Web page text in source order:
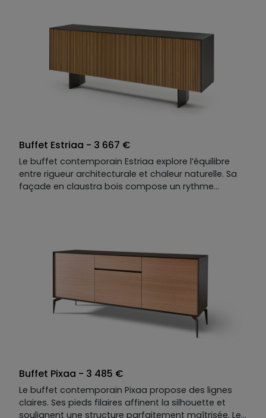
Buffet Estriaa - 3 667 €
Le buffet contemporain Estriaa explore l’équilibre
entre rigueur architecturale et chaleur naturelle. Sa
façade en claustra bois compose un rythme
contemporaine, tandis que le chêne blond apporte
profondeur et lumière. Le contraste est maîtrisé, les
proportions justes. Pensé comme un véritable
avec discrétion. Vaisselle, livres, objets choisis
trouvent leur place derrière cette façade travaillée,
où la fonction se dissimule avec élégance. Un buffet
contemporain qui conjugue précision, caractère… et
Buffet Pixaa - 3 485 €
Le buffet contemporain Pixaa propose des lignes
claires. Ses pieds filaires affinent la silhouette et
soulignent une structure parfaitement maîtrisée. Les